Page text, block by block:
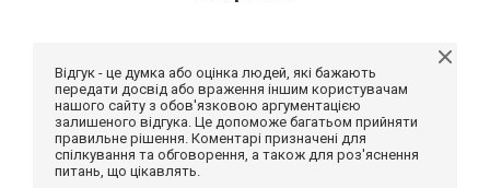
Відгук - це думка або оцінка людей, які бажають
передати досвід або враження іншим користувачам
нашого сайту з обов'язковою аргументацією
залишеного відгука. Це допоможе багатьом прийняти
правильне рішення. Коментарі призначені для
спілкування та обговорення, а також для роз'яснення
питань, що цікавлять.